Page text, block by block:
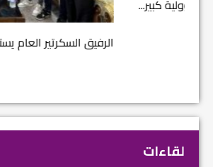
الرفيق السكرتير العام يستقبل فرع اربيل
لقاءات